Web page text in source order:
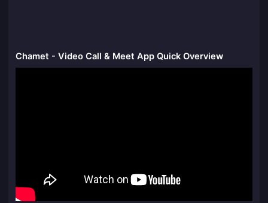
Chamet - Video Call & Meet App Quick Overview